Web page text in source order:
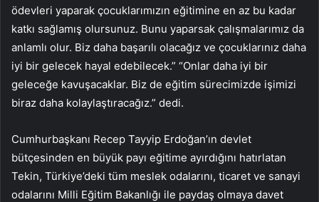
ödevleri yaparak çocuklarımızın eğitimine en az bu kadar
katkı sağlamış olursunuz. Bunu yaparsak çalışmalarımız da
anlamlı olur. Biz daha başarılı olacağız ve çocuklarınız daha
iyi bir gelecek hayal edebilecek.” “Onlar daha iyi bir
geleceğe kavuşacaklar. Biz de eğitim sürecimizde işimizi
biraz daha kolaylaştıracağız.” dedi.
Cumhurbaşkanı Recep Tayyip Erdoğan’ın devlet
bütçesinden en büyük payı eğitime ayırdığını hatırlatan
Tekin, Türkiye’deki tüm meslek odalarını, ticaret ve sanayi
odalarını Milli Eğitim Bakanlığı ile paydaş olmaya davet